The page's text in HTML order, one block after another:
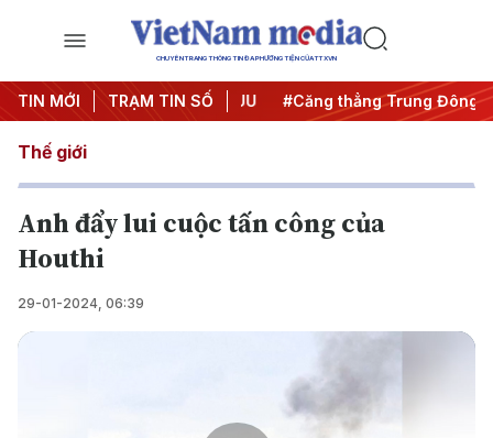
CHUYÊN TRANG THÔNG TIN ĐA PHƯƠNG TIỆN CỦA TTXVN
TIN MỚI TRẠM TIN SỐ
đêm #Chống khai thác IUU #Căng thẳng Trung Đông
Thế giới
Anh đẩy lui cuộc tấn công của
Houthi
29-01-2024, 06:39